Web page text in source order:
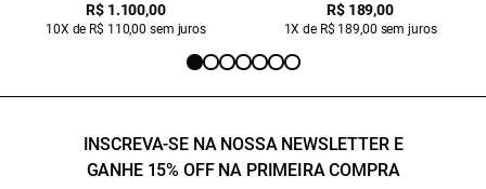
R$ 1.100,00
10X de R$ 110,00 sem juros
R$ 189,00
1X de R$ 189,00 sem juros
INSCREVA-SE NA NOSSA NEWSLETTER E
GANHE 15% OFF NA PRIMEIRA COMPRA